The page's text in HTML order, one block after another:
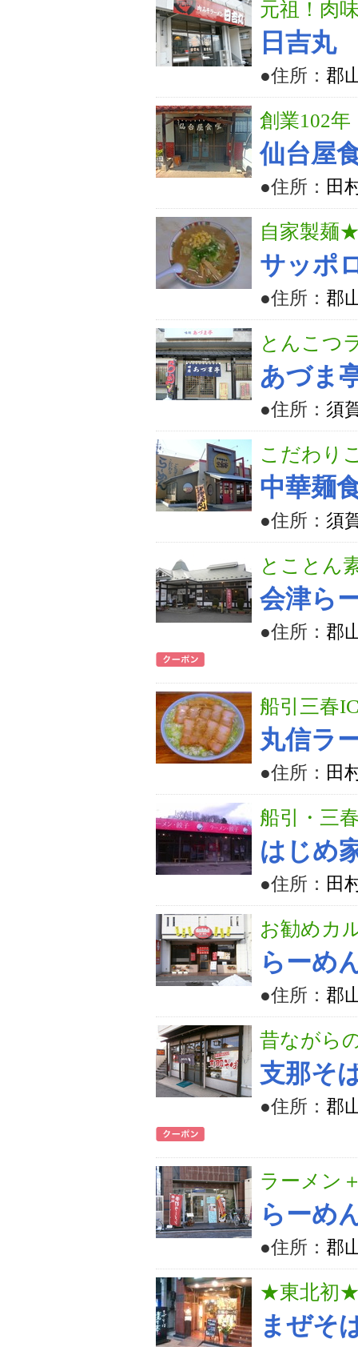
元祖！肉
日吉丸
●住所： 郡
創業102
仙台屋
●住所： 田
自家製麺
サッポ
●住所： 郡
とんこつ
あづま
●住所： 須
こだわり
中華麺
●住所： 須
とことん
会津ら
●住所： 郡
船引三春
丸信ラ
●住所： 田
船引・三
はじめ
●住所： 田
お勧めカ
らーめ
●住所： 郡
昔ながら
支那そ
●住所： 郡
ラーメン
らーめ
●住所： 郡
★東北初★
まぜそ